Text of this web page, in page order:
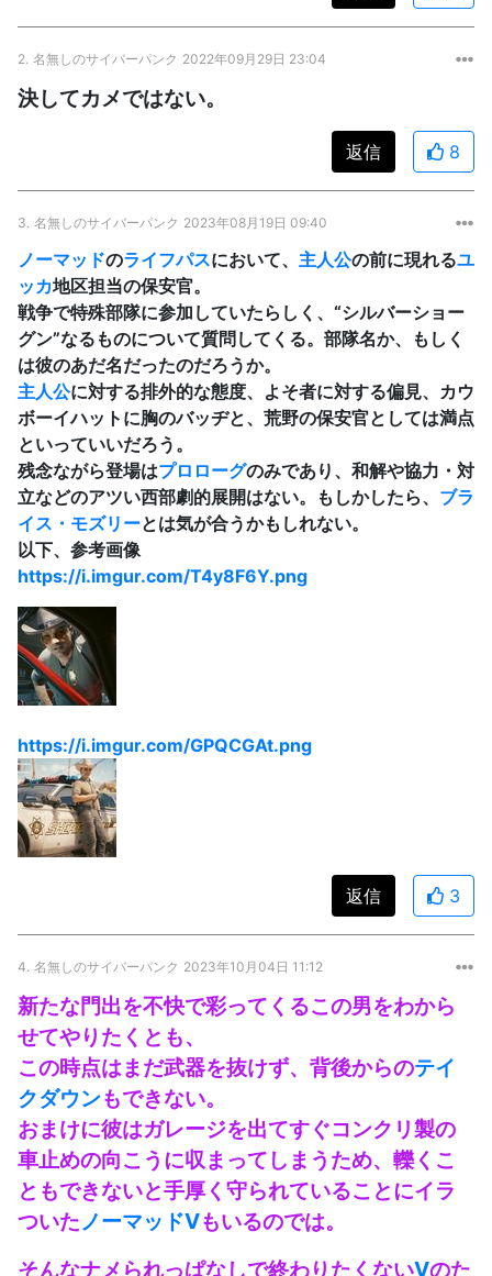
2. 名無しのサイバーパンク 2022年09月29日 23:04
決してカメではない。
返信 8
3. 名無しのサイバーパンク 2023年08月19日 09:40
ノーマッドのライフパスにおいて、 主人公の前に現れるユ
ッカ地区担当の保安官。
戦争で特殊部隊に参加していたらしく、“シルバーショー
グン”なるものについて質問してくる。部隊名か、もしく
は彼のあだ名だったのだろうか。
主人公に対する排外的な態度、よそ者に対する偏見、カウ
ボーイハットに胸のバッヂと、荒野の保安官としては満点
といっていいだろう。
残念ながら登場はプロローグのみであり、和解や協力・対
立などのアツい西部劇的展開はない。もしかしたら、 ブラ
イス・モズリーとは気が合うかもしれない。
以下、参考画像
https://i.imgur.com/T4y8F6Y.png
https://i.imgur.com/GPQCGAt.png
返信 3
4. 名無しのサイバーパンク 2023年10月04日 11:12
新たな門出を不快で彩ってくるこの男をわから
せてやりたくとも、
この時点はまだ武器を抜けず、背後からのテイ
クダウンもできない。
おまけに彼はガレージを出てすぐコンクリ製の
車止めの向こうに収まってしまうため、轢くこ
ともできないと手厚く守られていることにイラ
ついたノーマッドVもいるのでは。
そんなナメられっぱなしで終わりたくないVのた